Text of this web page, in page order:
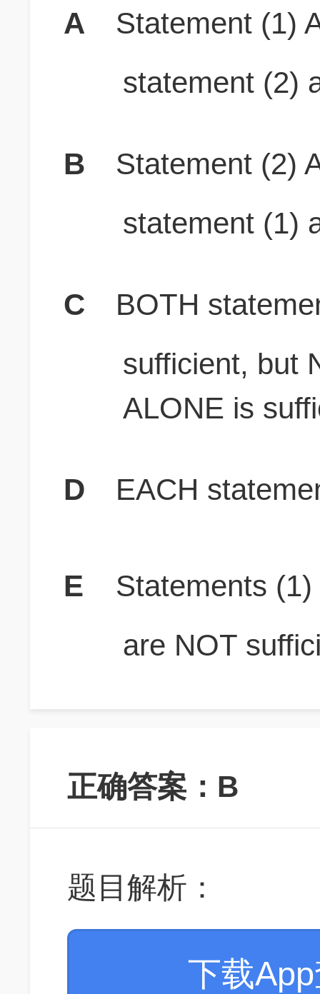
A
Statement (1)
statement (2)
B
Statement (2)
statement (1)
C
BOTH
sufficient, but
ALONE is
D EACH
E
Statements
are NOT
正确答案：B
题目解析：
下载